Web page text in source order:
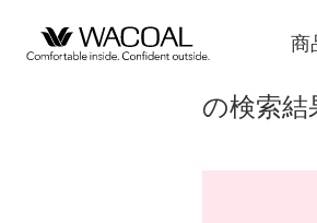
商
の検索結